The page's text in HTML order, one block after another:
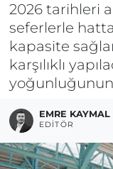
2026 tarihleri
seferlerle
kapasite
karşılıklı
yoğunluğunun
EMRE KAYMAL
EDITÖR